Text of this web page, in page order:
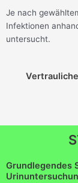
Je nach
Infektionen
untersucht.
Grundlegendes